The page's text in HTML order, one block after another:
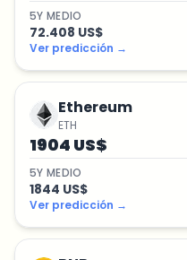
5Y MEDIO
72.408 US$
Ver predicción →
Ethereum
ETH
1904 US$
5Y MEDIO
1844 US$
Ver predicción →